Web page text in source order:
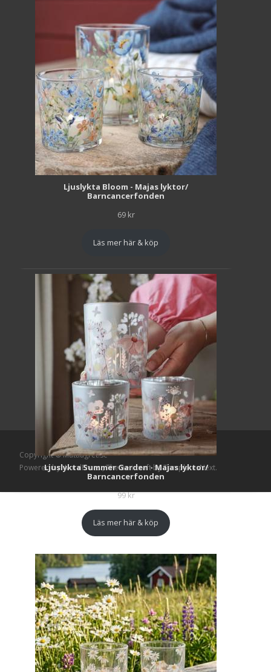
Ljuslykta Bloom - Majas lyktor/
Barncancerfonden
69 kr
Läs mer här & köp
Ljuslykta Summer Garden - Majas lyktor/
Barncancerfonden
99kr
Läs mer här & köp
Copyright © Mattlagret.se
Powered by WordPress, Themei-craftby TemplatesNext.